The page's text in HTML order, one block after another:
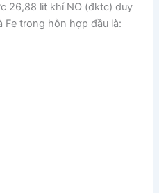
26,88 lit khí NO (đktc) duy
Fe trong hỗn hợp đầu là: